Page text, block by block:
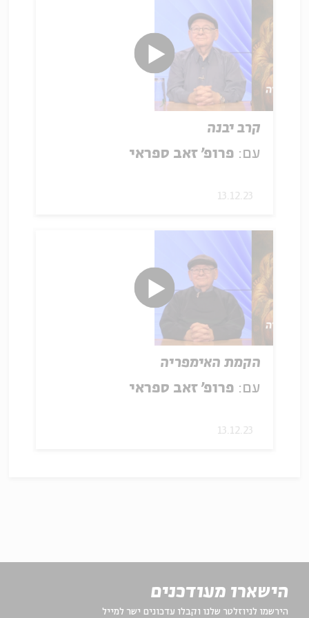
קרב יבנה
עם: פרופ' זאב ספראי
13.12.23
הקמת האימפריה
עם: פרופ' זאב ספראי
13.12.23
הישארו מעודכנים
הירשמו לניוזלטר שלנו וקבלו עדכונים ישר למייל